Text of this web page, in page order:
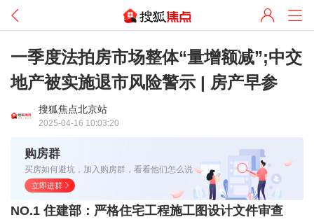
一季度法拍房市场整体“量增额减”;中交
地产被实施退市风险警示 | 房产早参
搜狐焦点北京站
2025-04-16 10:03:20
购房群
买房如何避坑，加入购房群，看看他们怎么说
立即进群
NO.1 住建部：严格住宅工程施工图设计文件审查